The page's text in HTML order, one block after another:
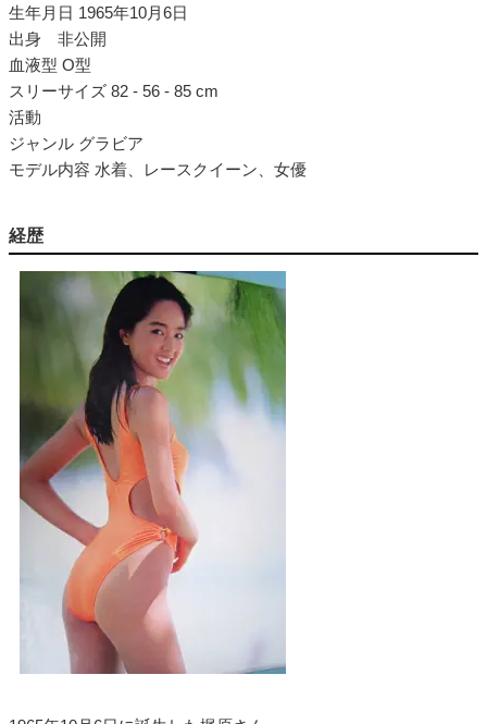
生年月日 1965年10月6日
出身 非公開
血液型 O型
スリーサイズ 82 - 56 - 85 cm
活動
ジャンル グラビア
モデル内容 水着、レースクイーン、女優
経歴